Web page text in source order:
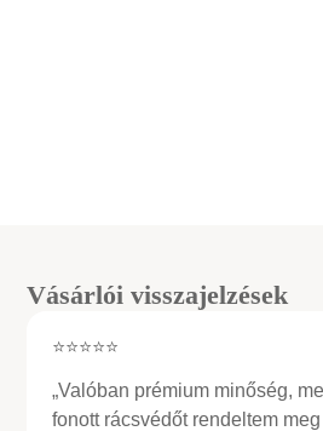
Vásárlói visszajelzések
⭐⭐⭐⭐⭐
„Valóban prémium minőség,
fonott rácsvédőt rendeltem